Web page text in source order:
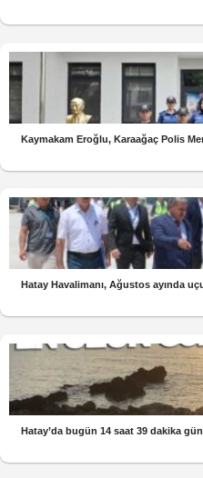
Kaymakam Eroğlu, Karaağaç Polis
Hatay Havalimanı, Ağustos ayında
Hatay’da bugün 14 saat 39 dakika